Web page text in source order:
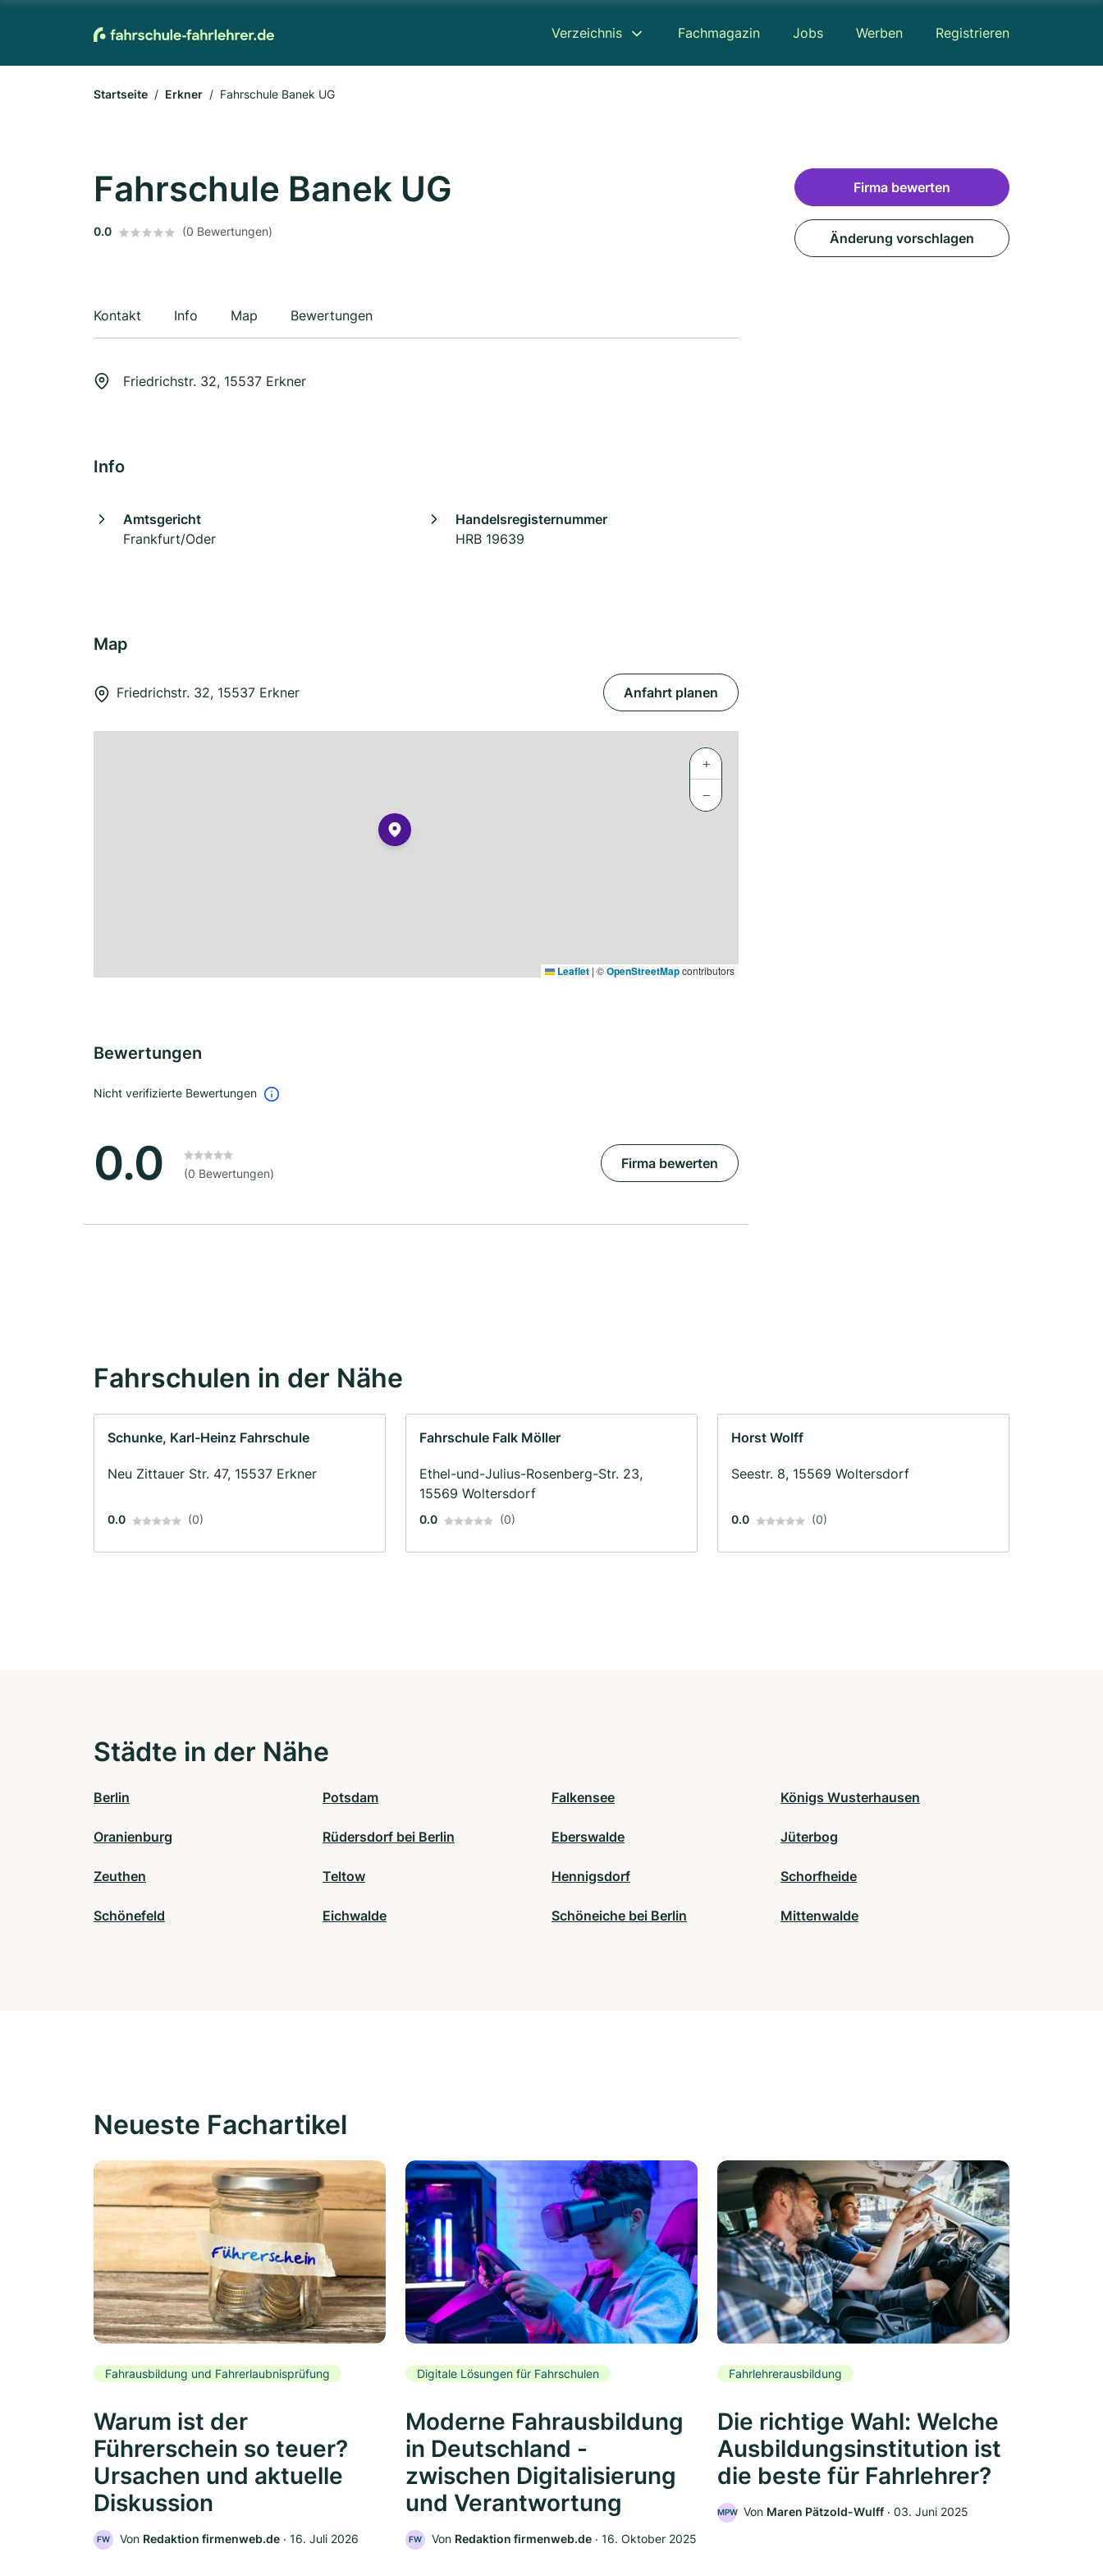
Verzeichnis Fachmagazin Jobs Werben Registrieren
Startseite Erkner Fahrschule Banek UG
Fahrschule Banek UG
0.0 (0 Bewertungen)
Kontakt Info Map Bewertungen
Friedrichstr. 32, 15537 Erkner
Info
Amtsgericht
Frankfurt/Oder
Handelsregisternummer
HRB 19639
Map
Friedrichstr. 32, 15537 Erkner Anfahrt planen
+
−
Leaflet | ©OpenStreetMapcontributors
Bewertungen
Nicht verifizierte Bewertungen
0.0 (0 Bewertungen)
Firma bewerten
Firma bewerten
Änderung vorschlagen
Fahrschulen in der Nähe
Schunke, Karl-Heinz Fahrschule
Neu Zittauer Str. 47, 15537 Erkner
0.0 (0)
Fahrschule Falk Möller
Ethel-und-Julius-Rosenberg-Str. 23,
15569 Woltersdorf
0.0 (0)
Horst Wolff
Seestr. 8, 15569 Woltersdorf
0.0 (0)
Städte in der Nähe
Berlin Potsdam Falkensee Königs Wusterhausen
Oranienburg Rüdersdorf bei Berlin Eberswalde Jüterbog
Zeuthen Teltow Hennigsdorf Schorfheide
Schönefeld Eichwalde Schöneiche bei Berlin Mittenwalde
Neueste Fachartikel
Fahrausbildung und Fahrerlaubnisprüfung
Warum ist der
Führerschein so teuer?
Ursachen und aktuelle
Diskussion
FW Von Redaktion firmenweb.de ‧ 16. Juli 2026
Digitale Lösungen für Fahrschulen
Moderne Fahrausbildung
in Deutschland -
zwischen Digitalisierung
und Verantwortung
FW Von Redaktion firmenweb.de ‧ 16. Oktober 2025
Fahrlehrerausbildung
Die richtige Wahl: Welche
Ausbildungsinstitution ist
die beste für Fahrlehrer?
MPW Von Maren Pätzold-Wulff ‧ 03. Juni 2025